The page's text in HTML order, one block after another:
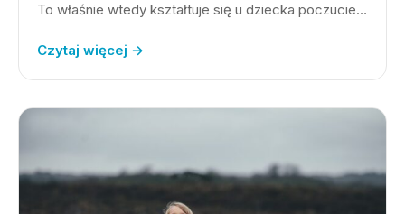
To właśnie wtedy kształtuje się u dziecka poczucie…
Czytaj więcej →